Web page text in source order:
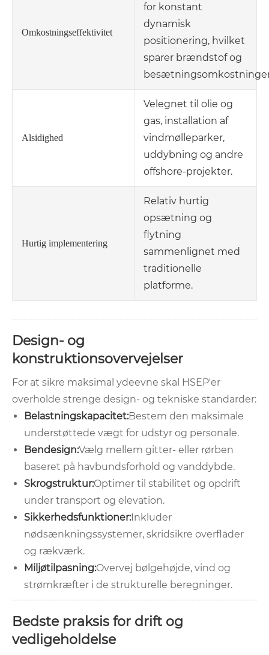
Omkostningseffektivitet
for konstant
dynamisk
positionering, hvilket
sparer brændstof og
Alsidighed
Velegnet til olie og
gas, installation af
vindmølleparker,
uddybning og andre
offshore-projekter.
Hurtig implementering
Relativ hurtig
opsætning og
flytning
sammenlignet med
traditionelle
platforme.
Design- og
konstruktionsovervejelser
For at sikre maksimal ydeevne skal HSEP'er
overholde strenge design- og tekniske standarder:
Belastningskapacitet:Bestem den maksimale
understøttede vægt for udstyr og personale.
Bendesign:Vælg mellem gitter- eller rørben
baseret på havbundsforhold og vanddybde.
Skrogstruktur:Optimer til stabilitet og opdrift
under transport og elevation.
Sikkerhedsfunktioner:Inkluder
nødsænkningssystemer, skridsikre overflader
og rækværk.
Miljøtilpasning:Overvej bølgehøjde, vind og
strømkræfter i de strukturelle beregninger.
Bedste praksis for drift og
vedligeholdelse